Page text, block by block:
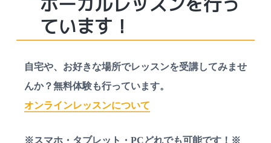
ています！
自宅や、お好きな場所でレッスンを受講してみませ
んか？無料体験も行っています。
オンラインレッスンについて
※スマホ・タブレット・PCどれでも可能です！※